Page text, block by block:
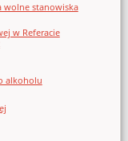
wolne stanowiska
w Referacie
alkoholu